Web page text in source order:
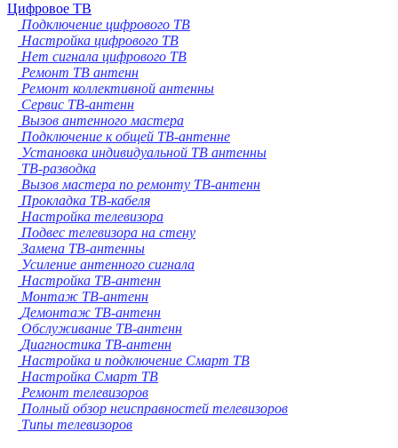
Цифровое ТВ
Подключение цифрового ТВ
Настройка цифрового ТВ
Нет сигнала цифрового ТВ
Ремонт ТВ антенн
Ремонт коллективной антенны
Сервис ТВ-антенн
Вызов антенного мастера
Подключение к общей ТВ-антенне
Установка индивидуальной ТВ антенны
ТВ-разводка
Вызов мастера по ремонту ТВ-антенн
Прокладка ТВ-кабеля
Настройка телевизора
Подвес телевизора на стену
Замена ТВ-антенны
Усиление антенного сигнала
Настройка ТВ-антенн
Монтаж ТВ-антенн
Демонтаж ТВ-антенн
Обслуживание ТВ-антенн
Диагностика ТВ-антенн
Настройка и подключение Смарт ТВ
Настройка Смарт ТВ
Ремонт телевизоров
Полный обзор неисправностей телевизоров
Типы телевизоров